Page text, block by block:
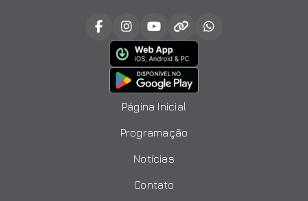
Página Inicial
Programação
Notícias
Contato